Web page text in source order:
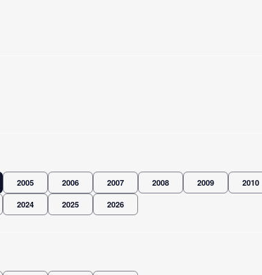
2005 2006 2007 2008 2009 2010
2024 2025 2026